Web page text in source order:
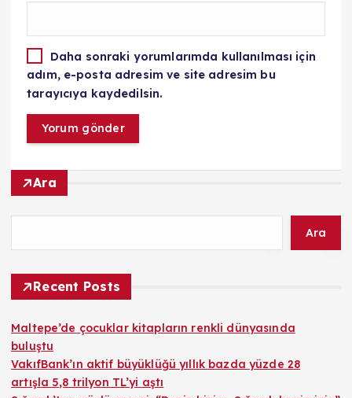
Daha sonraki yorumlarımda kullanılması için
adım, e-posta adresim ve site adresim bu
tarayıcıya kaydedilsin.
Ara
Ara
Recent Posts
Maltepe’de çocuklar kitapların renkli dünyasında
buluştu
VakıfBank’ın aktif büyüklüğü yıllık bazda yüzde 28
artışla 5,8 trilyon TL’yi aştı